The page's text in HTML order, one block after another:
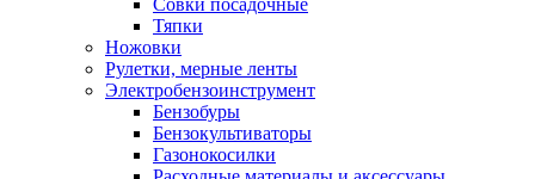
Совки посадочные
Тяпки
Ножовки
Рулетки, мерные ленты
Электробензоинструмент
Бензобуры
Бензокультиваторы
Газонокосилки